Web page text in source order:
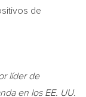
de
líder de
en los EE. UU.